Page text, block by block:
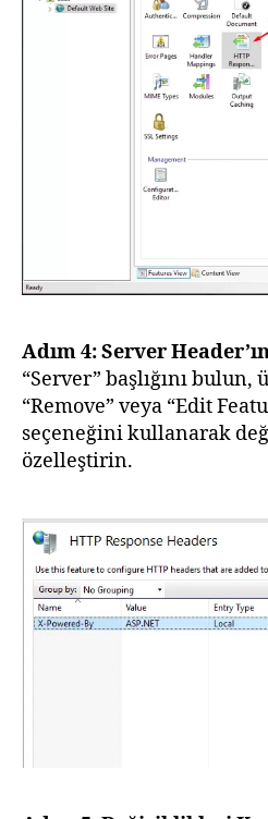
Adım 4: Server
“Server” başlığını
“Remove” veya “Edit
seçeneğini kullanarak
özelleştirin.